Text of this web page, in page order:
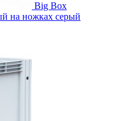
Big Box
на ножках серый